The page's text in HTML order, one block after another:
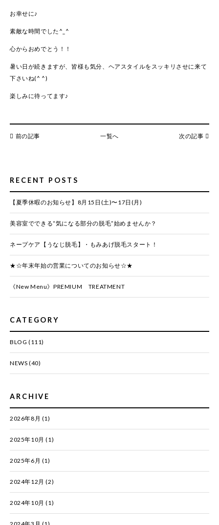
お幸せに♪
素敵な時間でした^_^
心からおめでとう！！
暑い日が続きますが、皆様も気分、ヘアスタイルをスッキリさせに来て
下さいね(^ ^)
楽しみに待ってます♪
前の記事 一覧へ 次の記事
RECENT POSTS
【夏季休暇のお知らせ】8月15日(土)〜17日(月)
美容室でできる“気になる部分の脱毛”始めませんか？
ネープケア【うなじ脱毛】・もみあげ脱毛スタート！
★☆年末年始の営業についてのお知らせ☆★
《New Menu》PREMIUM TREATMENT
CATEGORY
BLOG (111)
NEWS (40)
ARCHIVE
2026年8月 (1)
2025年10月 (1)
2025年6月 (1)
2024年12月 (2)
2024年10月 (1)